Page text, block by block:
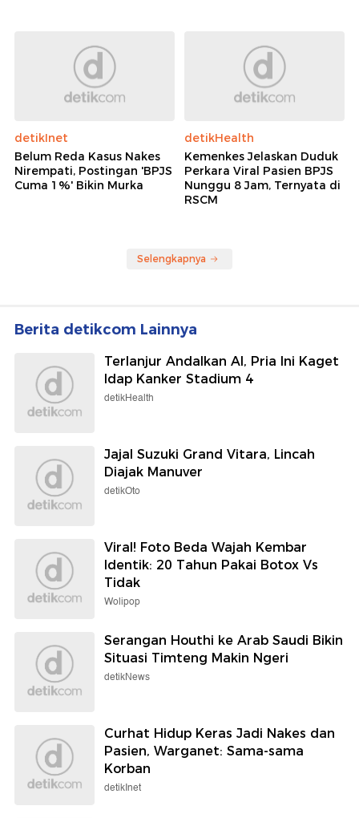
detikInet
Belum Reda Kasus Nakes
Nirempati, Postingan 'BPJS
Cuma 1%' Bikin Murka
detikHealth
Kemenkes Jelaskan Duduk
Perkara Viral Pasien BPJS
Nunggu 8 Jam, Ternyata di
RSCM
Selengkapnya
Berita detikcom Lainnya
Terlanjur Andalkan AI, Pria Ini Kaget
Idap Kanker Stadium 4
detikHealth
Jajal Suzuki Grand Vitara, Lincah
Diajak Manuver
detikOto
Viral! Foto Beda Wajah Kembar
Identik: 20 Tahun Pakai Botox Vs
Tidak
Wolipop
Serangan Houthi ke Arab Saudi Bikin
Situasi Timteng Makin Ngeri
detikNews
Curhat Hidup Keras Jadi Nakes dan
Pasien, Warganet: Sama-sama
Korban
detikInet